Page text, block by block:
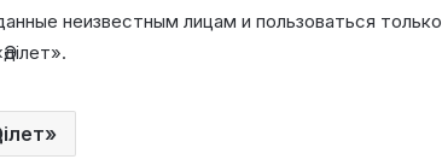
неизвестным лицам и пользоваться только